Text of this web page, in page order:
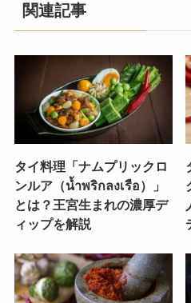
関連記事
タイ料理「ナムプリックロ
ンルア（น้ำพริกลงเรือ）」
とは？王宮生まれの濃厚デ
ィップを解説